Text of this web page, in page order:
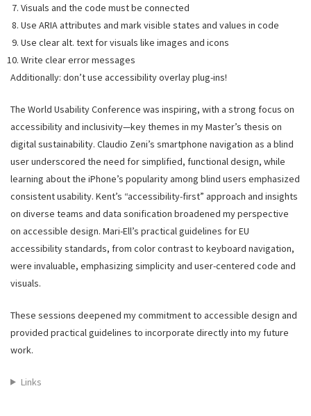
Visuals and the code must be connected
Use ARIA attributes and mark visible states and values in code
Use clear alt. text for visuals like images and icons
Write clear error messages
Additionally: don’t use accessibility overlay plug-ins!
The World Usability Conference was inspiring, with a strong focus on
accessibility and inclusivity—key themes in my Master’s thesis on
digital sustainability. Claudio Zeni’s smartphone navigation as a blind
user underscored the need for simplified, functional design, while
learning about the iPhone’s popularity among blind users emphasized
consistent usability. Kent’s “accessibility-first” approach and insights
on diverse teams and data sonification broadened my perspective
on accessible design. Mari-Ell’s practical guidelines for EU
accessibility standards, from color contrast to keyboard navigation,
were invaluable, emphasizing simplicity and user-centered code and
visuals.
These sessions deepened my commitment to accessible design and
provided practical guidelines to incorporate directly into my future
work.
Links